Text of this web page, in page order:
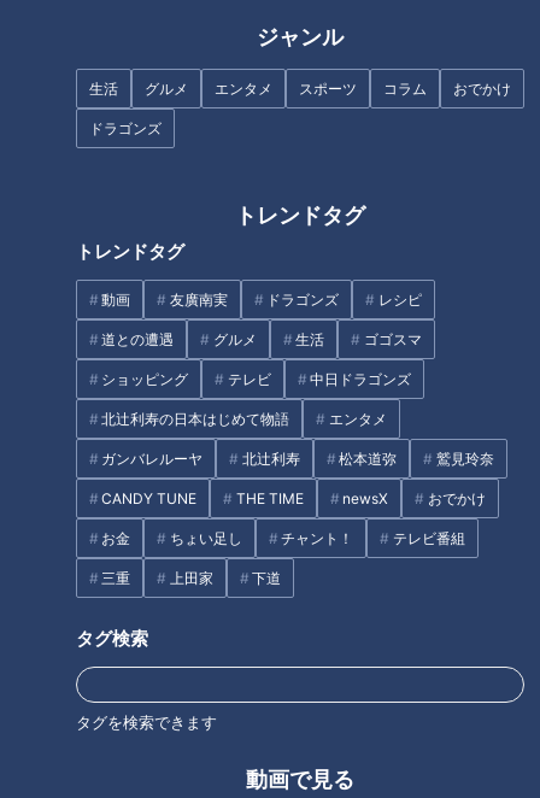
ジャンル
生活 グルメ エンタメ スポーツ コラム おでかけ
ドラゴンズ
トレンドタグ
トレンドタグ
動画 友廣南実 ドラゴンズ レシピ
道との遭遇 グルメ 生活 ゴゴスマ
ショッピング テレビ 中日ドラゴンズ
北辻利寿の日本はじめて物語 エンタメ
ガンバレルーヤ 北辻利寿 松本道弥 鷲見玲奈
CANDY TUNE THE TIME newsX おでかけ
お金 ちょい足し チャント！ テレビ番組
三重 上田家 下道
タグ検索
タグを検索できます
動画で見る
笑顔のポートレートはデビュー・アルバム1枚だ
ビートルズが活躍した1960年代、音楽はレコードで聴く時
代でした。レコード・ジャケットはレコードを入れるケースで
す。当たり前ですね。そして、中に入っているレコードの歌
手・演奏家を紹介するパッケージでもありました。ですから、
ジャケットには、歌手や演奏家を魅力的に撮影したポートレー
ト写真が使われるのが一般的でした。ビートルズもデビュー・
アルバム『Please Please Me』では、こうした常識どおり
に、4人がレコード会社のビルの階段に並んでカメラに向かっ
て微笑むポートレート写真がジャケットに使われました。しか
し、笑顔でカメラに収まる常識的な写真をビートルズがレコー
ド・アルバムのジャケットに使ったのは、これが最初で最後で
大胆なアート写真に変化
『Please Please Me』に続いて1963年にリリースされたセカ
ンド・アルバム『With The Beatles』のジャケットでは、当時